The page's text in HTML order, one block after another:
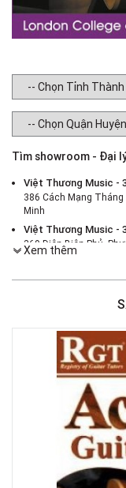
Tìm showroom - Đại
Việt Thương Music -
386 Cách Mạng Tháng
Minh
Việt Thương Music -
369 Điện Biên Phủ,
Việt Thương Music -
Số 187 đường Trường
Việt Thương Music -
180B Võ Thị Sáu,
Việt Thương Music -
102Q Đường An
Việt Thương Music -
49E Phan Đăng Lưu,
Việt Thương Music -
6F-01 Tầng 6 Trung
Xem thêm